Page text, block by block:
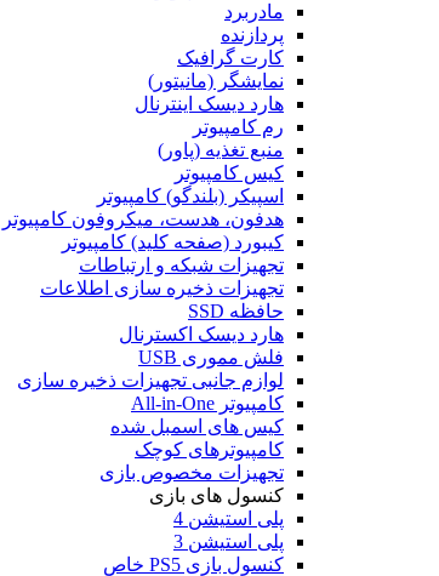
مادربرد
پردازنده
کارت گرافیک
نمایشگر (مانیتور)
هارد دیسک اینترنال
رم کامپیوتر
منبع تغذیه (پاور)
کیس کامپیوتر
اسپیکر (بلندگو) کامپیوتر
هدفون، هدست، میکروفون کامپیوتر
کیبورد (صفحه کلید) کامپیوتر
تجهیزات شبکه و ارتباطات
تجهیزات ذخیره سازی اطلاعات
حافظه SSD
هارد دیسک اکسترنال
فلش مموری USB
لوازم جانبی تجهیزات ذخیره سازی
کامپیوتر All-in-One
کیس های اسمبل شده
کامپیوترهای کوچک
تجهیزات مخصوص بازی
کنسول های بازی
پلی استیشن 4
پلی استیشن 3
کنسول بازی PS5 خاص